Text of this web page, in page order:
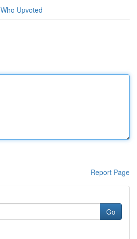
Who Upvoted
Report Page
Go